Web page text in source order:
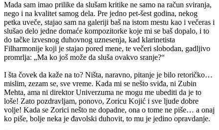
Mada sam imao prilike da slušam kritike ne samo na račun sviranja,
nego i na kvalitet samog dela. Pre jedno pet-šest godina, nekog
petka uveče, stajao sam na galeriji baš na istom mestu kao i večeras i
slušao delo jedne domaće kompozitorke koje mi se baš dopalo, i to
do tačke izvesnog duhovnog uznesenja, kad klarinetista
Filharmonije koji je stajao pored mene, te večeri slobodan, gadljivo
promrlja: „Ma ko još može da sluša ovakvo sranje?“
I šta čovek da kaže na to? Ništa, naravno, pitanje je bilo retoričko…
mislim, zezam se, sve vreme. Kada mi se nešto sviđa, ni Zubin
Mehta, ama ni direktor Univerzuma ne mogu me ubediti da je to
loše! Zato pozdravljam, ponovo, Zoricu Kojić i sve ljude dobre
volje! Kada se Zorici nešto ne dopadne, ona o tome ne piše… a onaj
ko piše, bolje neka je đavolski duhovit, to mu je jedino opravdanje.